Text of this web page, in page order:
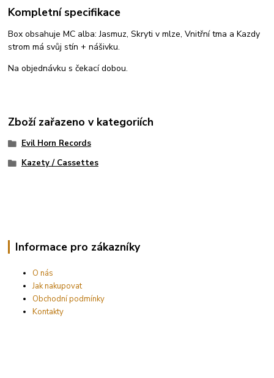
Kompletní specifikace
Box obsahuje MC alba: Jasmuz, Skryti v mlze, Vnitřní tma a Kazdy
strom má svůj stín + nášivku.
Na objednávku s čekací dobou.
Zboží zařazeno v kategoriích
Evil Horn Records
Kazety / Cassettes
Informace pro zákazníky
O nás
Jak nakupovat
Obchodní podmínky
Kontakty